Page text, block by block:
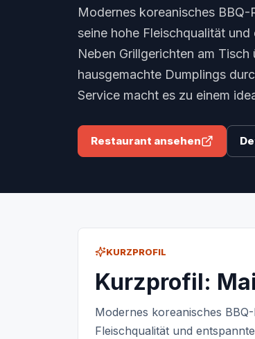
Modernes koreanisches
seine hohe Fleischqualität
Neben Grillgerichten am
hausgemachte Dumplings
Service macht es zu einem
Restaurant ansehen
KURZPROFIL
Kurzprofil:
Modernes koreanisches
Fleischqualität und